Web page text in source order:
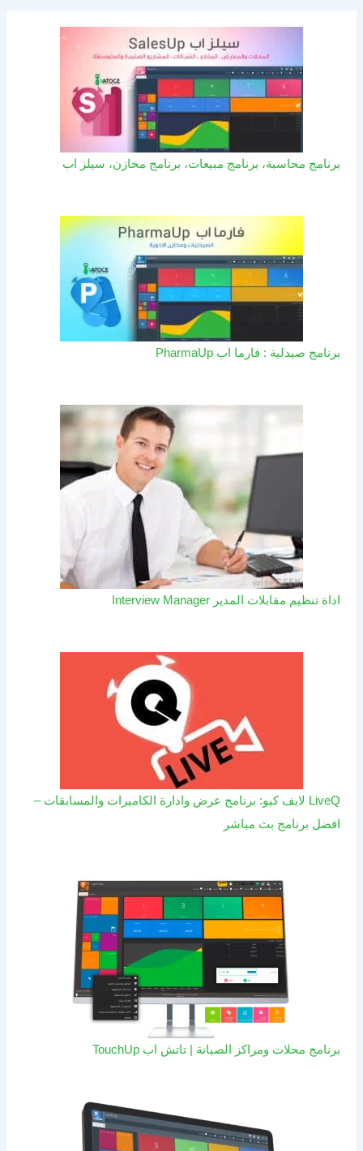
برنامج محاسبة، برنامج مبيعات، برنامج مخازن، سيلز اب
برنامج صيدلية : فارما اب PharmaUp​
اداة تنظيم مقابلات المدير Interview Manager
LiveQ لايف كيو: برنامج عرض وادارة الكاميرات والمسابقات –
افضل برنامج بث مباشر
برنامج محلات ومراكز الصيانة | تاتش اب TouchUp